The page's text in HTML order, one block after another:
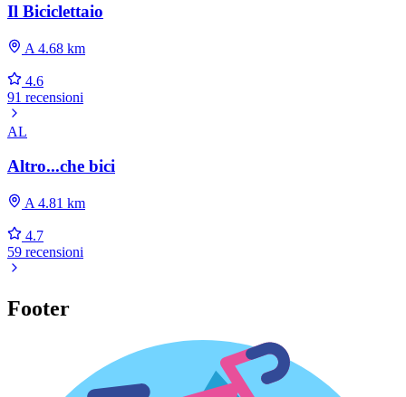
Il Biciclettaio
A 4.68 km
4.6
91 recensioni
AL
Altro...che bici
A 4.81 km
4.7
59 recensioni
Footer